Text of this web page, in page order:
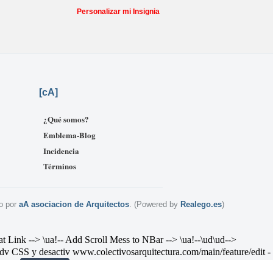
Personalizar mi Insignia
[cA]
¿Qué somos?
Emblema-Blog
Incidencia
Términos
por aA asociacion de Arquitectos. (Powered by Realego.es)
Link --> \ua!-- Add Scroll Mess to NBar --> \ua!--\ud\ud-->
CSS y desactiv www.colectivosarquitectura.com/main/feature/edit -